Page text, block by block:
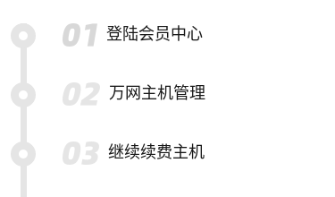
登陆会员中心
万网主机管理
继续续费主机